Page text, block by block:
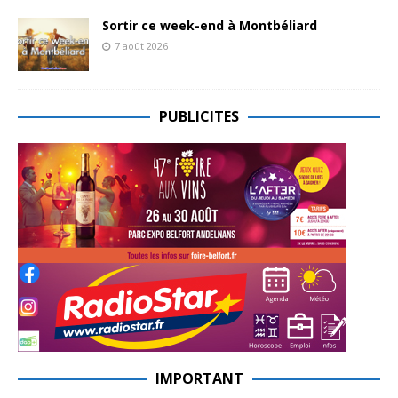
Sortir ce week-end à Montbéliard
7 août 2026
PUBLICITES
IMPORTANT